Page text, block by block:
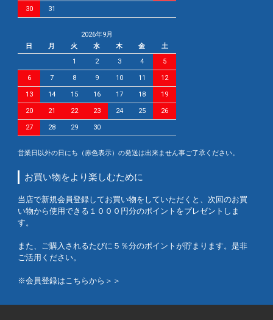
30 31
2026年9月
日
月 火 水 木 金
土
1
2 3 4 5
6 7 8 9 10 11 12
13 14 15 16 17 18 19
20 21 22 23 24 25 26
27 28 29 30
営業日以外の日にち（赤色表示）の発送は出来ません事ご了承ください。
お買い物をより楽しむために
当店で新規会員登録してお買い物をしていただくと、次回のお買
い物から使用できる１０００円分のポイントをプレゼントしま
す。
また、ご購入されるたびに５％分のポイントが貯まります。是非
ご活用ください。
※会員登録はこちらから＞＞